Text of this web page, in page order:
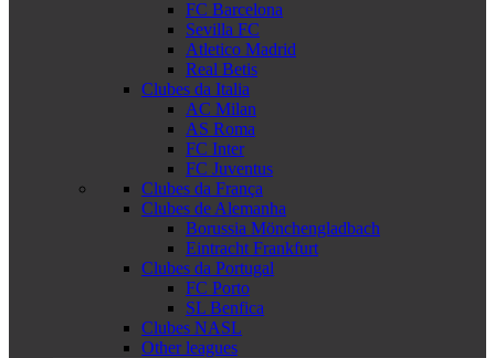
FC Barcelona
Sevilla FC
Atletico Madrid
Real Betis
Clubes da Italia
AC Milan
AS Roma
FC Inter
FC Juventus
Clubes da França
Clubes de Alemanha
Borussia Mönchengladbach
Eintracht Frankfurt
Clubes da Portugal
FC Porto
SL Benfica
Clubes NASL
Other leagues